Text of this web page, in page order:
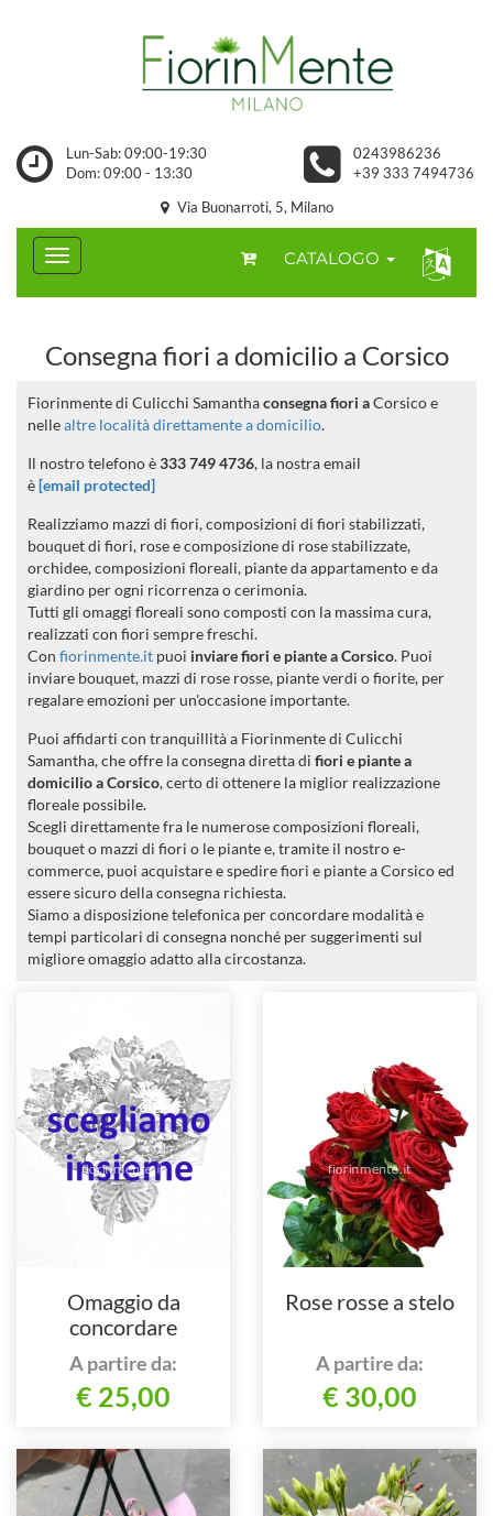
Lun-Sab: 09:00-19:30
Dom: 09:00 - 13:30
0243986236
+39 333 7494736
Via Buonarroti, 5, Milano
CATALOGO
Consegna fiori a domicilio a Corsico
Fiorinmente di Culicchi Samanthaconsegna fiori aCorsico e
nellealtre località direttamente a domicilio.
Il nostro telefono è333 749 4736, la nostra email
è[email protected]
Realizziamo mazzi di fiori, composizioni di fiori stabilizzati,
bouquet di fiori, rose e composizione di rose stabilizzate,
orchidee, composizioni floreali, piante da appartamento e da
giardino per ogni ricorrenza o cerimonia.
Tutti gli omaggi floreali sono composti con la massima cura,
realizzati con fiori sempre freschi.
Con fiorinmente.it puoi inviare fiori e piante a Corsico. Puoi
inviare bouquet, mazzi di rose rosse, piante verdi o fiorite, per
regalare emozioni per un'occasione importante.
Puoi affidarti con tranquillità a Fiorinmente di Culicchi
Samantha, che offre la consegna diretta di fiori e piante a
domicilio a Corsico, certo di ottenere la miglior realizzazione
floreale possibile.
Scegli direttamente fra le numerose composizioni floreali,
bouquet o mazzi di fiori o le piante e, tramite il nostro e-
commerce, puoi acquistare e spedire fiori e piante a Corsico ed
essere sicuro della consegna richiesta.
Siamo a disposizione telefonica per concordare modalità e
tempi particolari di consegna nonché per suggerimenti sul
migliore omaggio adatto alla circostanza.
Omaggio da
concordare
telefonicamente in
base al tuo gusto e
stile.
A partire da:
€ 25,00
Rose rosse a stelo
A partire da:
€ 30,00